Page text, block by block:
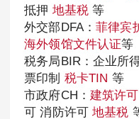
抵押 地基税等
外交部DFA：菲律宾
海外领馆文件认证等
税务局BIR：企业所
票印制 税卡TIN 等
市政府CH： 建筑许可
可 消防许可地基税